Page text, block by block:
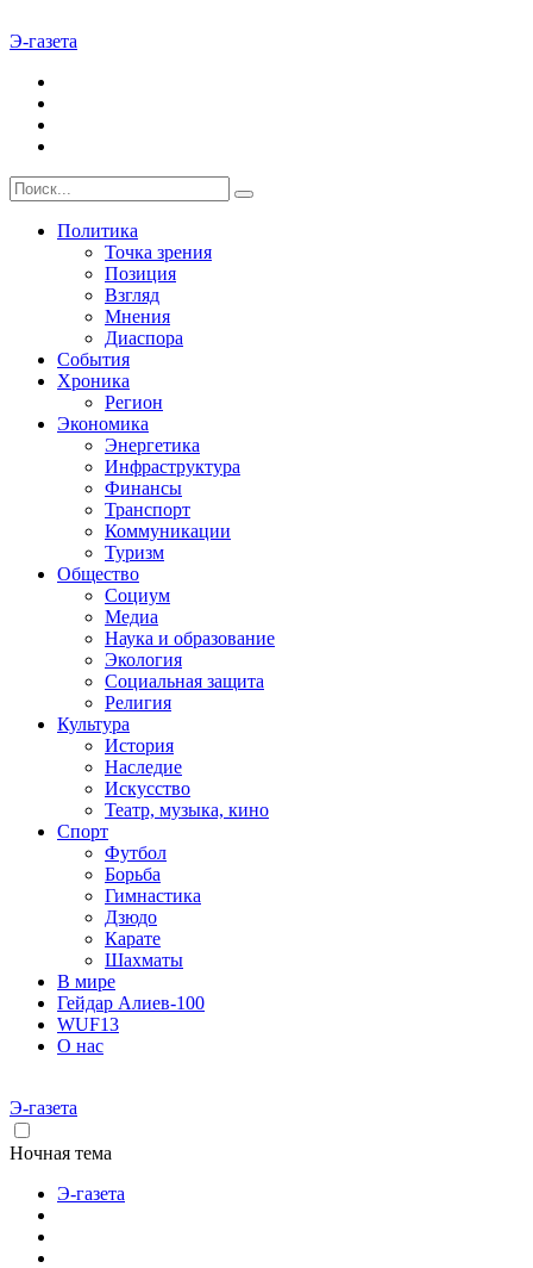
Э-газета
Политика
Точка зрения
Позиция
Взгляд
Мнения
Диаспора
События
Хроника
Регион
Экономика
Энергетика
Инфраструктура
Финансы
Транспорт
Коммуникации
Туризм
Общество
Социум
Медиа
Наука и образование
Экология
Социальная защита
Религия
Культура
История
Наследие
Искусство
Театр, музыка, кино
Спорт
Футбол
Борьба
Гимнастика
Дзюдо
Карате
Шахматы
В мире
Гейдар Алиев-100
WUF13
О нас
Э-газета
Ночная тема
Э-газета